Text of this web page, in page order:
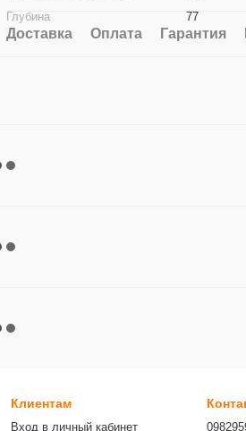
Глубина
77
Доставка Оплата Гарантия
Клиентам
Вход в личный кабинет